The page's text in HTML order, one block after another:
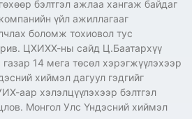
бэлтгэл ажлаа хангаж байдаг
үйл ажиллагааг
боломж тохиовол тус
ЦХИХХ-ны сайд Ц.Баатархүү
14 мега төсөл хэрэгжүүлэхээр
хиймэл дагуул гэдгийг
аар хэлэлцүүлэхээр бэлтгэл
Монгол Улс Үндэсний хиймэл